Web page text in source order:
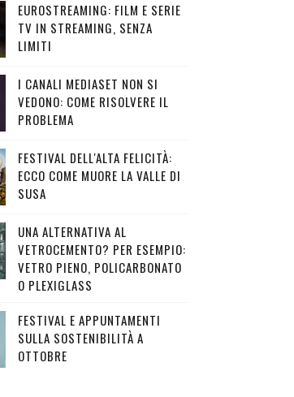
EUROSTREAMING: FILM E SERIE
TV IN STREAMING, SENZA
LIMITI
I CANALI MEDIASET NON SI
VEDONO: COME RISOLVERE IL
PROBLEMA
FESTIVAL DELL'ALTA FELICITÀ:
ECCO COME MUORE LA VALLE DI
SUSA
UNA ALTERNATIVA AL
VETROCEMENTO? PER ESEMPIO:
VETRO PIENO, POLICARBONATO
O PLEXIGLASS
FESTIVAL E APPUNTAMENTI
SULLA SOSTENIBILITÀ A
OTTOBRE